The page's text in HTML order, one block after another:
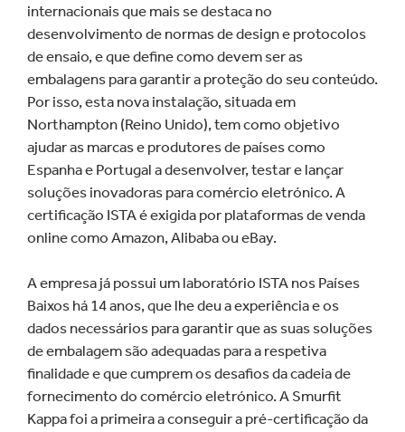
internacionais que mais se destaca no
desenvolvimento de normas de design e protocolos
de ensaio, e que define como devem ser as
embalagens para garantir a proteção do seu conteúdo.
Por isso, esta nova instalação, situada em
Northampton (Reino Unido), tem como objetivo
ajudar as marcas e produtores de países como
Espanha e Portugal a desenvolver, testar e lançar
soluções inovadoras para comércio eletrónico. A
certificação ISTA é exigida por plataformas de venda
online como Amazon, Alibaba ou eBay.
A empresa já possui um laboratório ISTA nos Países
Baixos há 14 anos, que lhe deu a experiência e os
dados necessários para garantir que as suas soluções
de embalagem são adequadas para a respetiva
finalidade e que cumprem os desafios da cadeia de
fornecimento do comércio eletrónico. A Smurfit
Kappa foi a primeira a conseguir a pré-certificação da